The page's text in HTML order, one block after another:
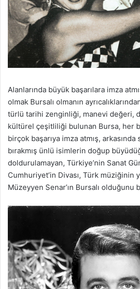
Alanlarında büyük başarılara imza
olmak Bursalı olmanın
türlü tarihi zenginliği, manevi değeri,
kültürel çeşitliliği bulunan Bursa, her
birçok başarıya imza atmış,
bırakmış ünlü isimlerin doğup
doldurulamayan, Türkiye’nin Sanat
Cumhuriyet’in Divası, Türk müziğinin
Müzeyyen Senar’ın Bursalı olduğunu